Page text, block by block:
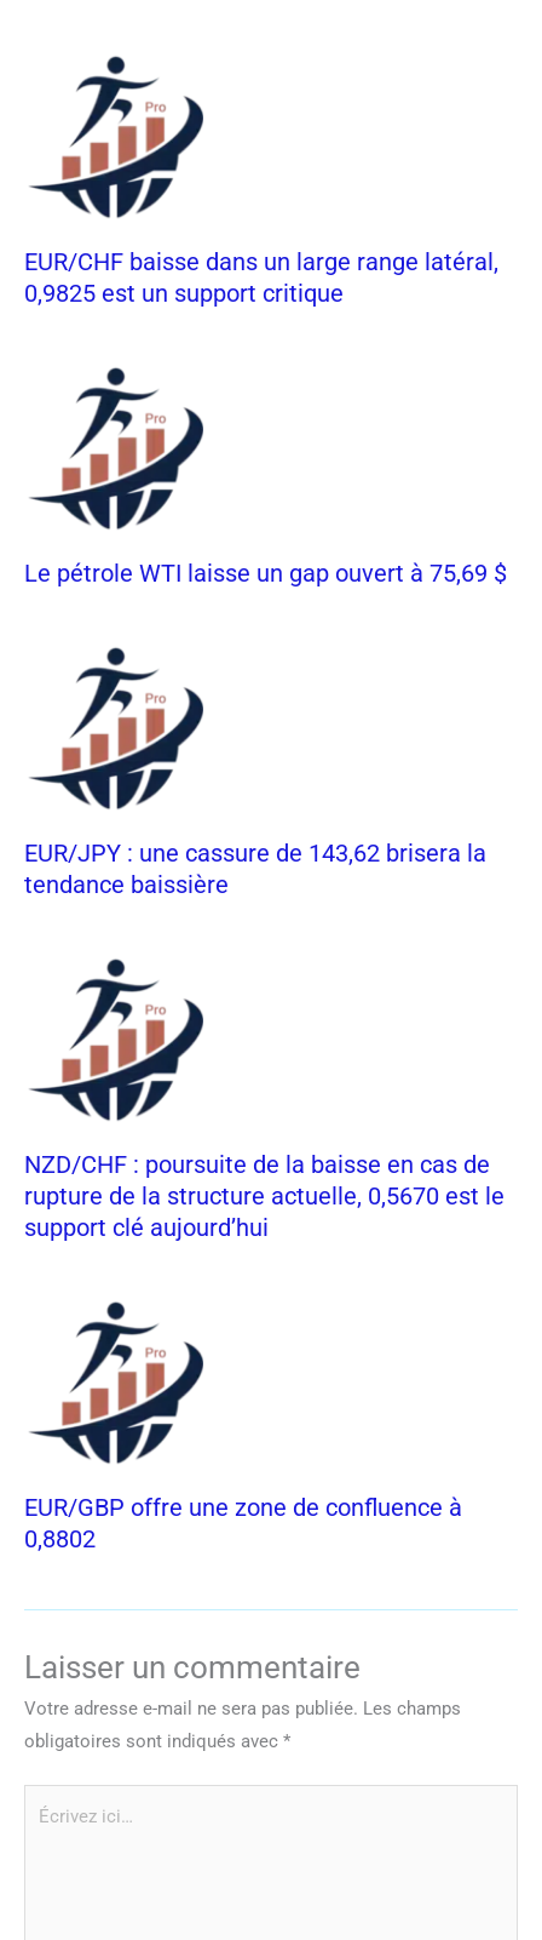
EUR/CHF baisse dans un large range latéral,
0,9825 est un support critique
Le pétrole WTI laisse un gap ouvert à 75,69 $
EUR/JPY : une cassure de 143,62 brisera la
tendance baissière
NZD/CHF : poursuite de la baisse en cas de
rupture de la structure actuelle, 0,5670 est le
support clé aujourd’hui
EUR/GBP offre une zone de confluence à
0,8802
Laisser un commentaire
Votre adresse e-mail ne sera pas publiée. Les champs
obligatoires sont indiqués avec *